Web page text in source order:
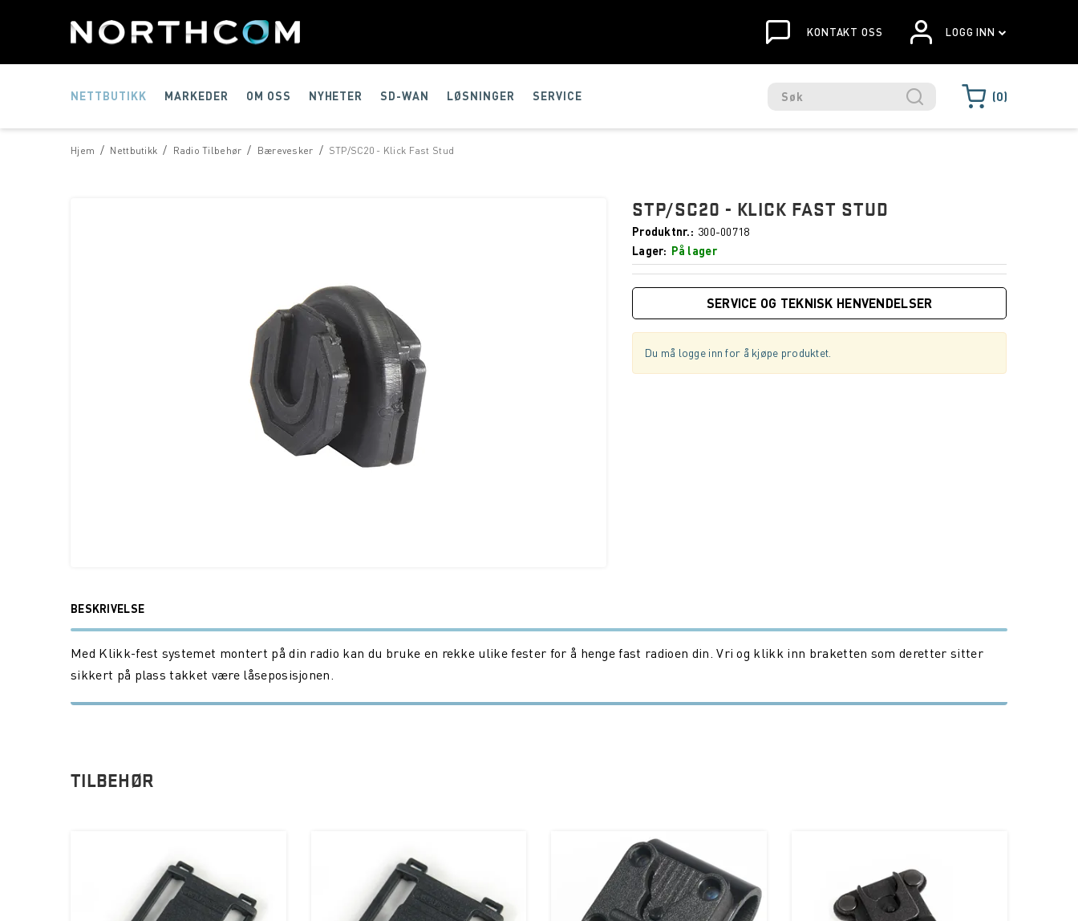
KONTAKT OSS LOGG INN
NETTBUTIKK MARKEDER OM OSS NYHETER SD-WAN LØSNINGER SERVICE 0
/
Hjem /
Nettbutikk /
Radio Tilbehør /
Bærevesker STP/SC20 - Klick Fast Stud
STP/SC20 - KLICK FAST STUD
Produktnr.
300-00718
Lager
På lager
SERVICE OG TEKNISK HENVENDELSER
Du må logge inn for å kjøpe produktet.
BESKRIVELSE
Med Klikk-fest systemet montert på din radio kan du bruke en rekke ulike fester for å henge fast radioen din. Vri og klikk inn braketten som deretter sitter
sikkert på plass takket være låseposisjonen.
TILBEHØR